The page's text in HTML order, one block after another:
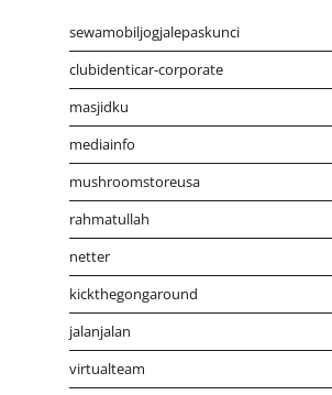
sewamobiljogjalepaskunci
clubidenticar-corporate
masjidku
mediainfo
mushroomstoreusa
rahmatullah
netter
kickthegongaround
jalanjalan
virtualteam